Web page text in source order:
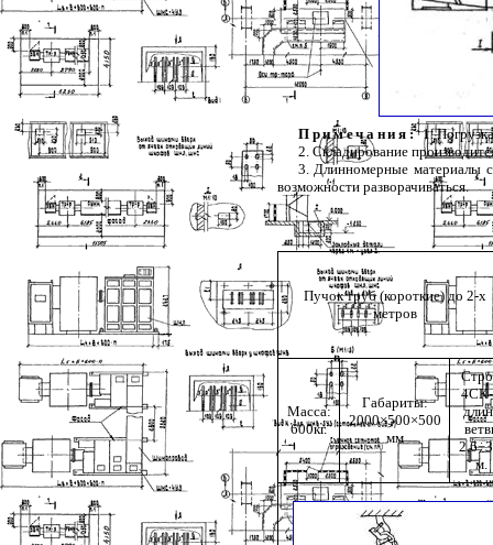
Примечания:1.
2. Складирование
3. Длинномерные материалы
возможности разворачиваться.
Пучок труб (короткие) до 2-х
метров
Масса:
600кг.
Габариты:
2000×500×500
мм
м.